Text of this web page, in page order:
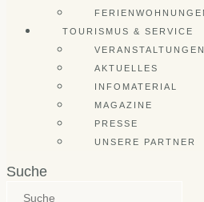
TOURISMUS & SERVICE
VERANSTALTUNGEN
AKTUELLES
INFOMATERIAL
MAGAZINE
PRESSE
UNSERE PARTNER
Suche